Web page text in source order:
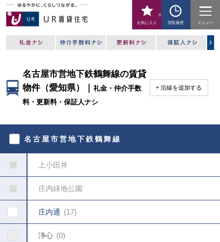
お気に入り
0
閲覧履歴
メニュー
名古屋市営地下鉄鶴舞線の賃貸
物件（愛知県）｜礼金・仲介手数
料・更新料・保証人ナシ
沿線を追加する
く
名古屋市営地下鉄鶴舞線
上小田井
庄内緑地公園
庄内通 17
浄心 0